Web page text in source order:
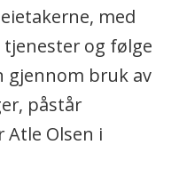
med
og følge
gjennom bruk av
påstår
Olsen i